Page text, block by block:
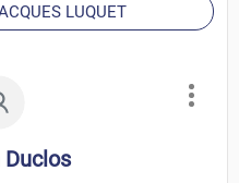
LUQUET